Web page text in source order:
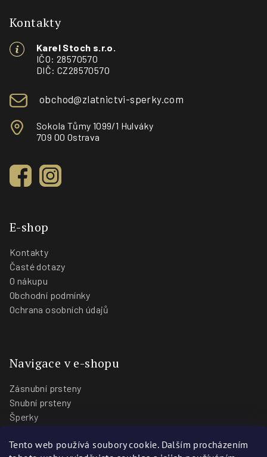
Tento web používá soubory cookie. Dalším procházením
Kontakty
Karel Stoch s.r.o.
IČO: 28570570
DIČ: CZ28570570
obchod@zlatnictvi-sperky.com
Sokola Tůmy 1099/1 Hulváky
709 00 Ostrava
E-shop
Kontakty
Časté dotazy
O nákupu
Obchodní podmínky
Ochrana osobních údajů
Navigace v e-shopu
Zásnubní prsteny
Snubní prsteny
Šperky
Blog